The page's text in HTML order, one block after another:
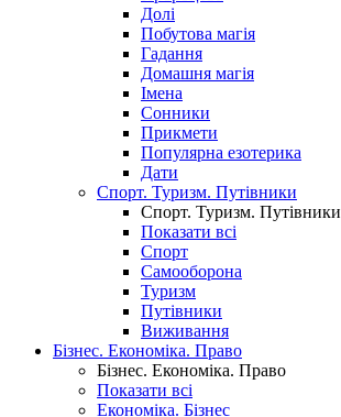
Долі
Побутова магія
Гадання
Домашня магія
Імена
Сонники
Прикмети
Популярна езотерика
Дати
Спорт. Туризм. Путівники
Спорт. Туризм. Путівники
Показати всі
Спорт
Самооборона
Туризм
Путівники
Виживання
Бізнес. Економіка. Право
Бізнес. Економіка. Право
Показати всі
Економіка. Бізнес